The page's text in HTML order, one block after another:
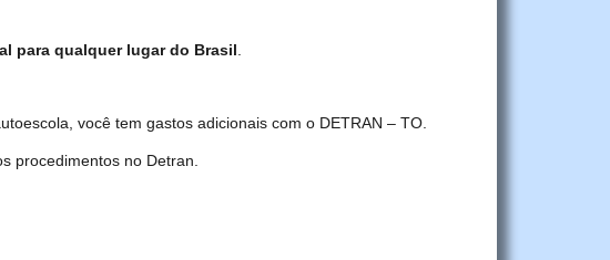
para qualquer lugar do Brasil
você tem gastos adicionais com o DETRAN – TO.
procedimentos no Detran.